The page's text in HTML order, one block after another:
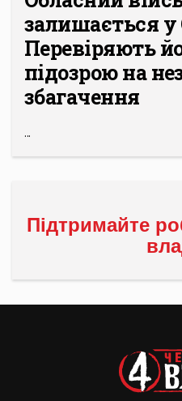
залишається у
Перевіряють
підозрою на
збагачення
...
Підтримайте